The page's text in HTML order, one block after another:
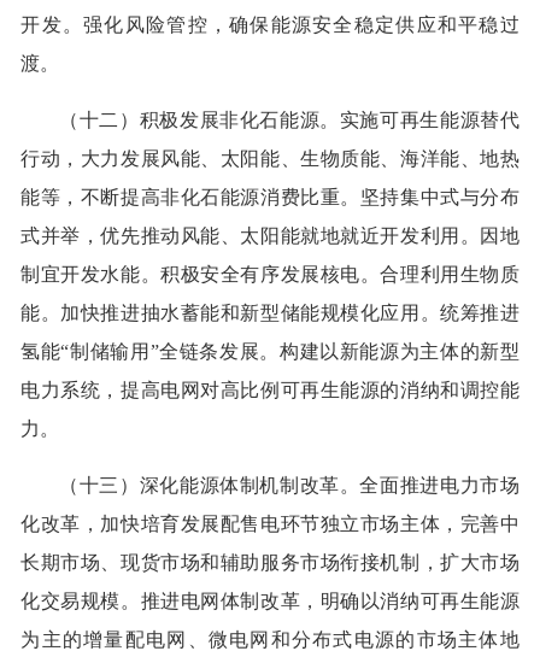
开发。强化风险管控，确保能源安全稳定供应和平稳过
渡。
（十二）积极发展非化石能源。实施可再生能源替代
行动，大力发展风能、太阳能、生物质能、海洋能、地热
能等，不断提高非化石能源消费比重。坚持集中式与分布
式并举，优先推动风能、太阳能就地就近开发利用。因地
制宜开发水能。积极安全有序发展核电。合理利用生物质
能。加快推进抽水蓄能和新型储能规模化应用。统筹推进
氢能“制储输用”全链条发展。构建以新能源为主体的新型
电力系统，提高电网对高比例可再生能源的消纳和调控能
力。
（十三）深化能源体制机制改革。全面推进电力市场
化改革，加快培育发展配售电环节独立市场主体，完善中
长期市场、现货市场和辅助服务市场衔接机制，扩大市场
化交易规模。推进电网体制改革，明确以消纳可再生能源
为主的增量配电网、微电网和分布式电源的市场主体地